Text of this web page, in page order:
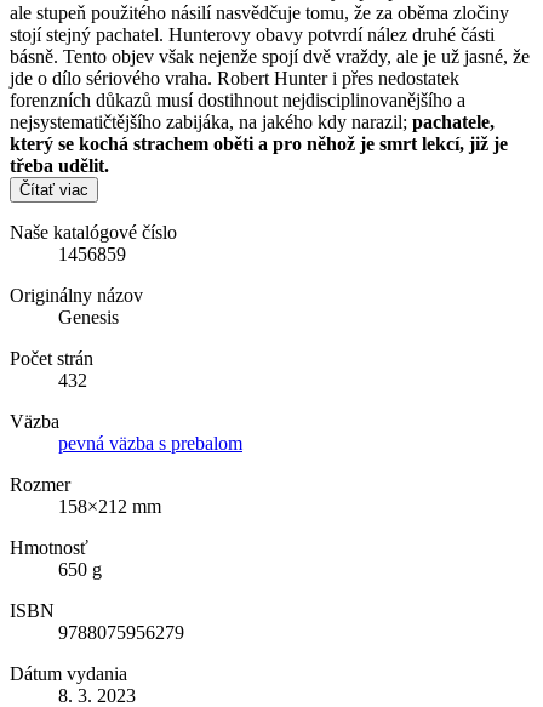
ale stupeň použitého násilí nasvědčuje tomu, že za oběma zločiny
stojí stejný pachatel. Hunterovy obavy potvrdí nález druhé části
básně. Tento objev však nejenže spojí dvě vraždy, ale je už jasné, že
jde o dílo sériového vraha. Robert Hunter i přes nedostatek
forenzních důkazů musí dostihnout nejdisciplinovanějšího a
nejsystematičtějšího zabijáka, na jakého kdy narazil; pachatele,
který se kochá strachem oběti a pro něhož je smrt lekcí, již je
třeba udělit.
Čítať viac
Naše katalógové číslo
1456859
Originálny názov
Genesis
Počet strán
432
Väzba
pevná väzba s prebalom
Rozmer
158×212 mm
Hmotnosť
650 g
ISBN
9788075956279
Dátum vydania
8. 3. 2023